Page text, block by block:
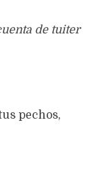
de tuiter
pechos,